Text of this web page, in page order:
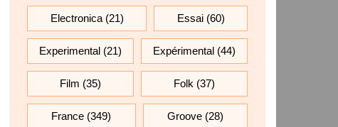
Electronica(21) Essai(60)
Experimental (21) Expérimental (44)
Film (35) Folk (37)
France (349) Groove(28)